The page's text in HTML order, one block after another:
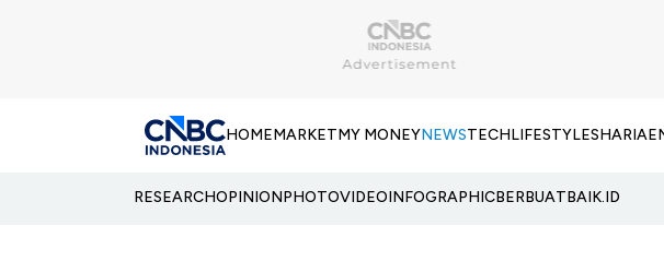
HOMEMARKETMY MONEYNEWSTECHLIFESTYLESHARIA
RESEARCHOPINIONPHOTOVIDEOINFOGRAPHICBERBUATBAIK.ID